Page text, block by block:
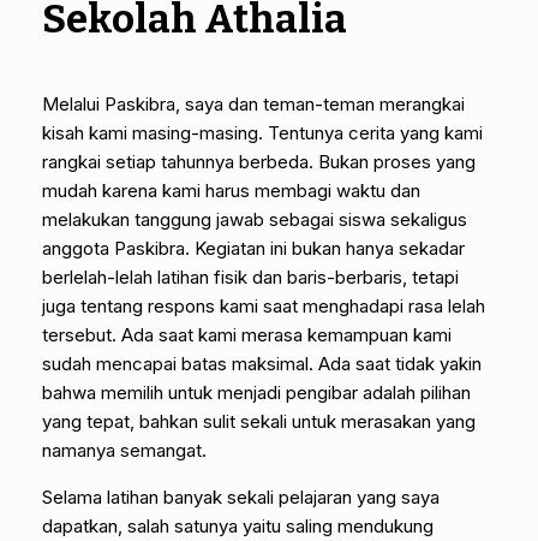
Sekolah Athalia
Melalui Paskibra, saya dan teman-teman merangkai
kisah kami masing-masing. Tentunya cerita yang kami
rangkai setiap tahunnya berbeda. Bukan proses yang
mudah karena kami harus membagi waktu dan
melakukan tanggung jawab sebagai siswa sekaligus
anggota Paskibra. Kegiatan ini bukan hanya sekadar
berlelah-lelah latihan fisik dan baris-berbaris, tetapi
juga tentang respons kami saat menghadapi rasa lelah
tersebut. Ada saat kami merasa kemampuan kami
sudah mencapai batas maksimal. Ada saat tidak yakin
bahwa memilih untuk menjadi pengibar adalah pilihan
yang tepat, bahkan sulit sekali untuk merasakan yang
namanya semangat.
Selama latihan banyak sekali pelajaran yang saya
dapatkan, salah satunya yaitu saling mendukung